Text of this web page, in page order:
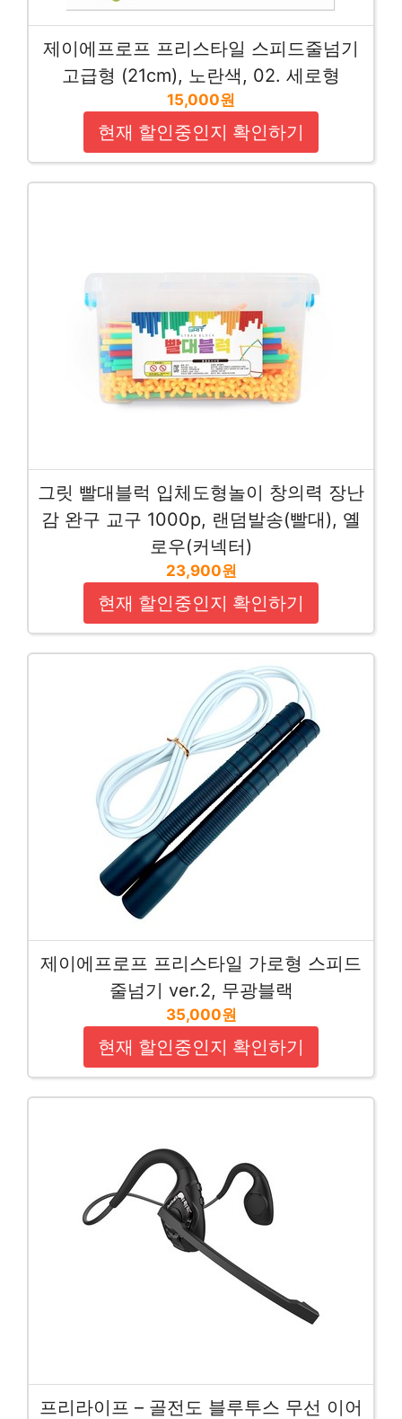
제이에프로프 프리스타일 스피드줄넘기
고급형 (21cm), 노란색, 02. 세로형
15,000원
현재 할인중인지 확인하기
그릿 빨대블럭 입체도형놀이 창의력 장난
감 완구 교구 1000p, 랜덤발송(빨대), 옐
로우(커넥터)
23,900원
현재 할인중인지 확인하기
제이에프로프 프리스타일 가로형 스피드
줄넘기 ver.2, 무광블랙
35,000원
현재 할인중인지 확인하기
프리라이프 – 골전도 블루투스 무선 이어